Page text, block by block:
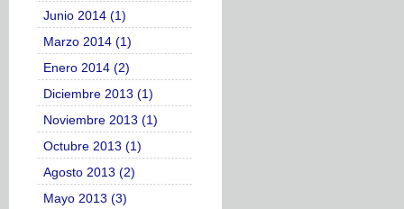
Junio 2014 (1)
Marzo 2014 (1)
Enero 2014 (2)
Diciembre 2013 (1)
Noviembre 2013 (1)
Octubre 2013 (1)
Agosto 2013 (2)
Mayo 2013 (3)